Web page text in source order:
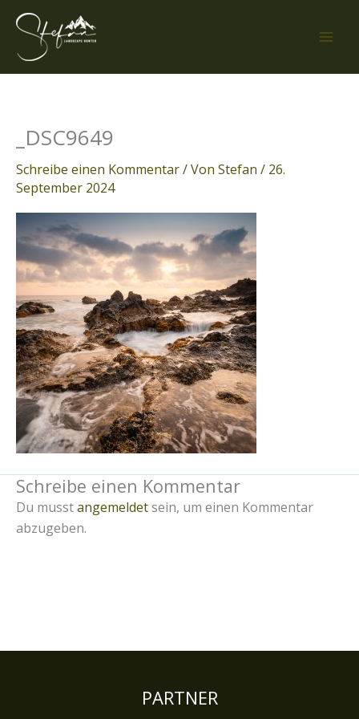
Zum
Inhalt
springen
_DSC9649
Schreibe einen Kommentar/ Von Stefan / 26.
September 2024
Schreibe einen Kommentar
Du musstangemeldetsein, um einen Kommentar
abzugeben.
PARTNER